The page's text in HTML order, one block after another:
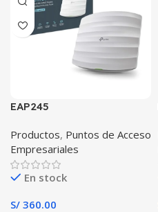
EAP245
Productos, Puntos de Acceso
Empresariales
En stock
S/ 360.00